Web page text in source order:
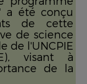
a été conçu
de cette
de science
de l'UNCPIE
visant à
de la